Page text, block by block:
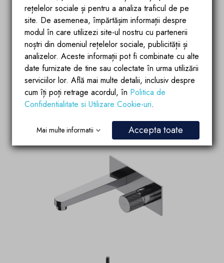
rețelelor sociale și pentru a analiza traficul de pe
site. De asemenea, împărtășim informații despre
modul în care utilizezi site-ul nostru cu partenerii
noștri din domeniul rețelelor sociale, publicității și
analizelor. Aceste informații pot fi combinate cu alte
date furnizate de tine sau colectate în urma utilizării
serviciilor lor. Află mai multe detalii, inclusiv despre
cum îți poți retrage acordul, în Politica de
Confidentialitate si Utilizare Cookie-uri.
Mai multe informatii Accepta toate